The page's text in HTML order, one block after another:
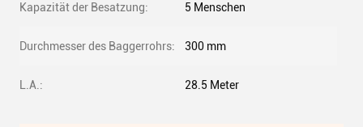
Kapazität der Besatzung: 5 Menschen
Durchmesser des Baggerrohrs: 300 mm
L.A.: 28.5 Meter